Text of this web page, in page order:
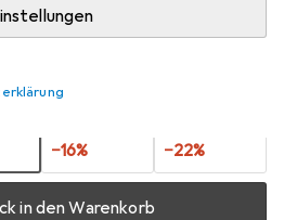
genaue Lieferzeit
3 Stück
−16% −22%
in den Warenkorb